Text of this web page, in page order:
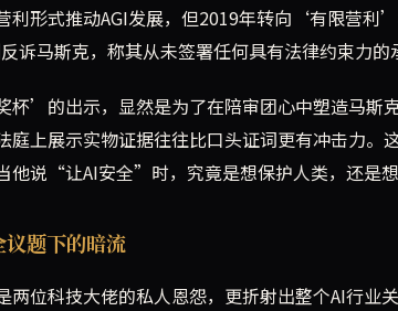
利形式推动AGI发展，但2019年转向‘有限营利
诉马斯克，称其从未签署任何具有法律约束力
杯’的出示，显然是为了在陪审团心中塑造马
上展示实物证据往往比口头证词更有冲击力。
说“让AI安全”时，究竟是想保护人类，还是想
题下的暗流
两位科技大佬的私人恩怨，更折射出整个AI行业